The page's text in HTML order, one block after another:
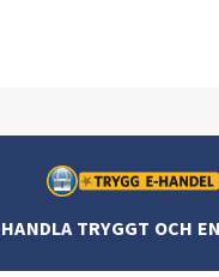
HANDLA TRYGGT OCH